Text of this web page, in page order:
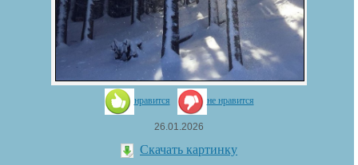
нравится не нравится
26.01.2026
Скачать картинку